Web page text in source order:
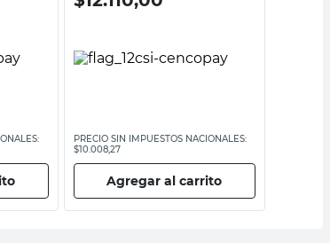
PRECIO SIN IMPUESTOS NACIONALES:
$10.008,27
Agregar al carrito